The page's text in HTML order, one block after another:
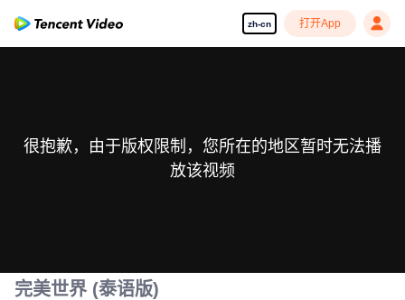
zh-cn 打开App
很抱歉，由于版权限制，您所在的地区暂时无法播
放该视频
完美世界 (泰语版)